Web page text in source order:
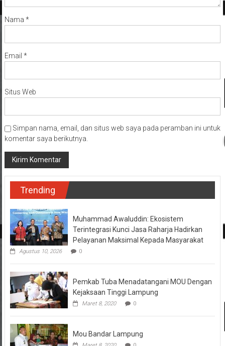
Nama *
Email *
Situs Web
Simpan nama, email, dan situs web saya pada peramban ini untuk
komentar saya berikutnya.
Trending
Muhammad Awaluddin: Ekosistem
Terintegrasi Kunci Jasa Raharja Hadirkan
Pelayanan Maksimal Kepada Masyarakat
Agustus 10, 2026 0
Pemkab Tuba Menadatangani MOU Dengan
Kejaksaan Tinggi Lampung
Maret 8, 2020 0
Mou Bandar Lampung